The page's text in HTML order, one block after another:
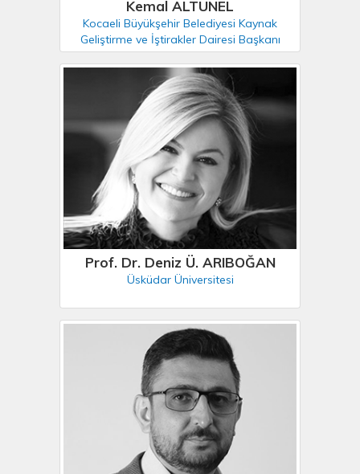
Kemal ALTUNEL
Kocaeli Büyükşehir Belediyesi Kaynak
Geliştirme ve İştirakler Dairesi Başkanı
Prof. Dr. Deniz Ü. ARIBOĞAN
Üsküdar Üniversitesi